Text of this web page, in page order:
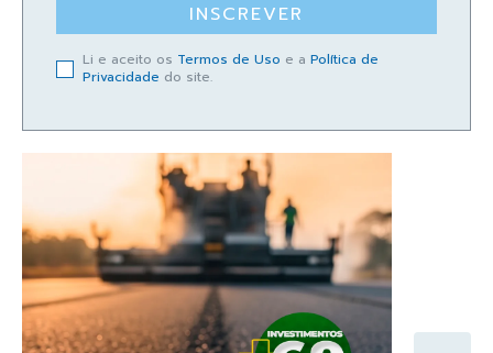
INSCREVER
Li e aceito os Termos de Uso e a Política de
Privacidade do site.